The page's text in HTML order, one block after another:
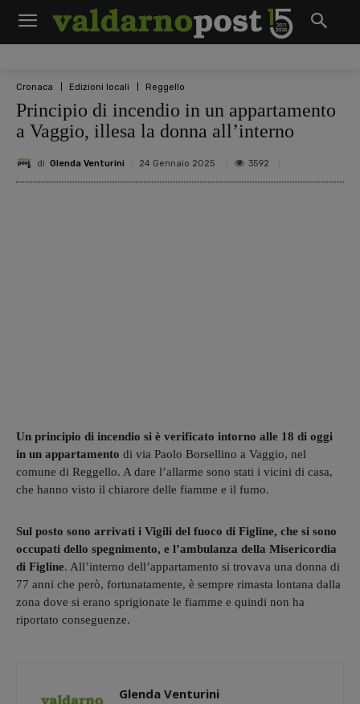
Cronaca Edizioni locali Reggello
Principio di incendio in un appartamento
a Vaggio, illesa la donna all’interno
di Glenda Venturini 24 Gennaio 2025 3592
Un principio di incendio si è verificato intorno alle 18 di oggi
in un appartamento di via Paolo Borsellino a Vaggio, nel
comune di Reggello. A dare l’allarme sono stati i vicini di casa,
che hanno visto il chiarore delle fiamme e il fumo.
Sul posto sono arrivati i Vigili del fuoco di Figline, che si sono
occupati dello spegnimento, e l’ambulanza della Misericordia
di Figline. All’interno dell’appartamento si trovava una donna di
77 anni che però, fortunatamente, è sempre rimasta lontana dalla
zona dove si erano sprigionate le fiamme e quindi non ha
riportato conseguenze.
Glenda Venturini